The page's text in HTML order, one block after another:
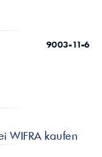
9003-11-6
WIFRA kaufen